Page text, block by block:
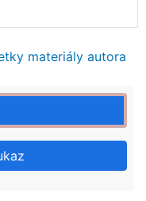
materiály autora